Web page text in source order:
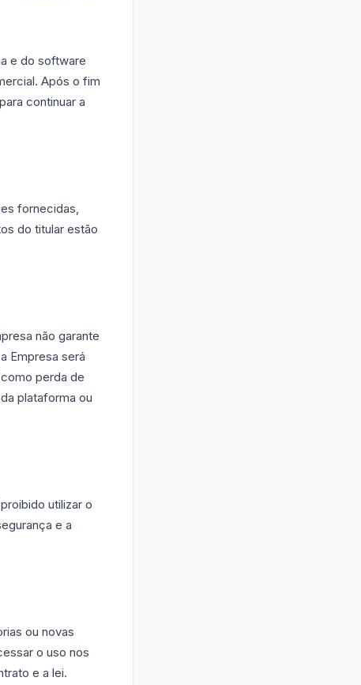
e do software
Após o fim
continuar a
fornecidas,
do titular estão
não garante
Empresa será
perda de
plataforma ou
utilizar o
e a
ou novas
o uso nos
e a lei.